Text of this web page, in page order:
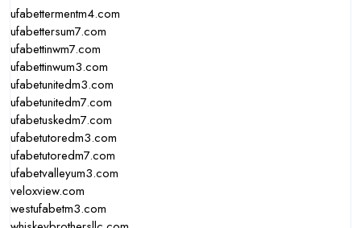
ufabettermentm4.com
ufabettersum7.com
ufabettinwm7.com
ufabettinwum3.com
ufabetunitedm3.com
ufabetunitedm7.com
ufabetuskedm7.com
ufabetutoredm3.com
ufabetutoredm7.com
ufabetvalleyum3.com
veloxview.com
westufabetm3.com